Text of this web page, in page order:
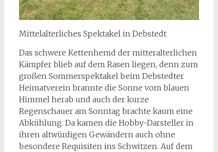
Mittelalterliches Spektakel in Debstedt
Das schwere Kettenhemd der mitteralterlichen
Kämpfer blieb auf dem Rasen liegen, denn zum
großen Sommerspektakel beim Debstedter
Heimatverein brannte die Sonne vom blauen
Himmel herab und auch der kurze
Regenschauer am Sonntag brachte kaum eine
Abkühlung. Da kamen die Hobby-Darsteller in
ihren altwürdigen Gewändern auch ohne
besondere Requisiten ins Schwitzen. Auf dem